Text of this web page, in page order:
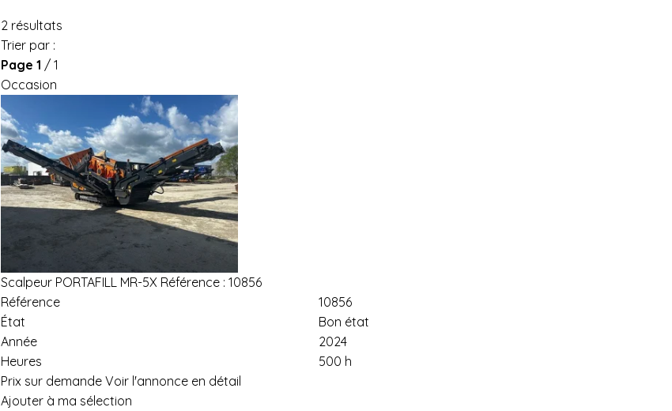
2 résultats
Trier par :
Page 1 / 1
Occasion
Scalpeur PORTAFILL MR-5X Référence : 10856
Référence
10856
État
Bon état
Année
2024
Heures
500 h
Prix sur demandeVoir l'annonce en détail
Ajouter à ma sélection